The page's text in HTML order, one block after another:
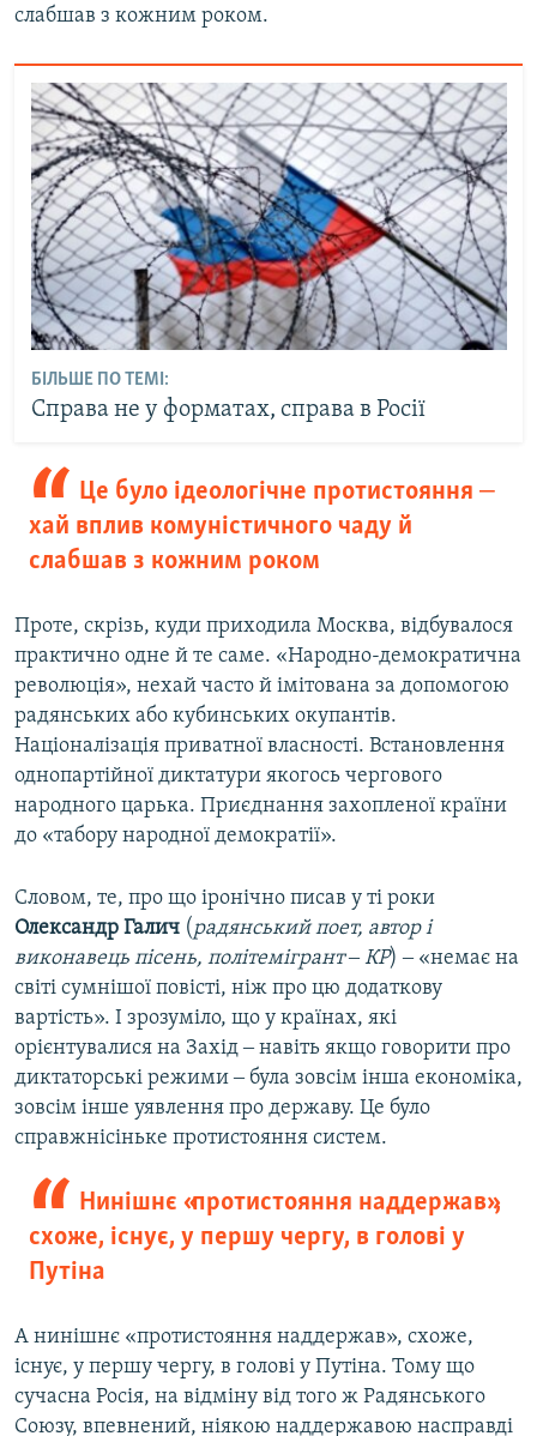
слабшав з кожним роком.
БІЛЬШЕ ПО ТЕМІ:
Справа не у форматах, справа в Росії
Це було ідеологічне протистояння ‒
хай вплив комуністичного чаду й
слабшав з кожним роком
Проте, скрізь, куди приходила Москва, відбувалося
практично одне й те саме. «Народно-демократична
революція», нехай часто й імітована за допомогою
радянських або кубинських окупантів.
Націоналізація приватної власності. Встановлення
однопартійної диктатури якогось чергового
народного царька. Приєднання захопленої країни
до «табору народної демократії».
Словом, те, про що іронічно писав у ті роки
Олександр Галич ( радянський поет, автор і
виконавець пісень, політемігрант ‒ КР) ‒ «немає на
світі сумнішої повісті, ніж про цю додаткову
вартість». І зрозуміло, що у країнах, які
орієнтувалися на Захід ‒ навіть якщо говорити про
диктаторські режими ‒ була зовсім інша економіка,
зовсім інше уявлення про державу. Це було
справжнісіньке протистояння систем.
Нинішнє «протистояння наддержав»,
схоже, існує, у першу чергу, в голові у
Путіна
А нинішнє «протистояння наддержав», схоже,
існує, у першу чергу, в голові у Путіна. Тому що
сучасна Росія, на відміну від того ж Радянського
Союзу, впевнений, ніякою наддержавою насправді